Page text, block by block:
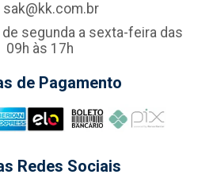
sak@kk.com.br
segunda a sexta-feira das
09h às 17h
de Pagamento
Redes Sociais